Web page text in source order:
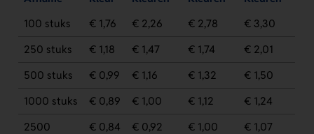
100 stuks
€ 1,76 € 2,26 € 2,78
€ 3,30
250 stuks
€ 1,18 € 1,47 € 1,74
€ 2,01
500 stuks
€ 0,99 € 1,16 € 1,32
€ 1,50
1000 stuks
€ 0,89 € 1,00 € 1,12
€ 1,24
2500
€ 0,84 € 0,92 € 1,00 € 1,07